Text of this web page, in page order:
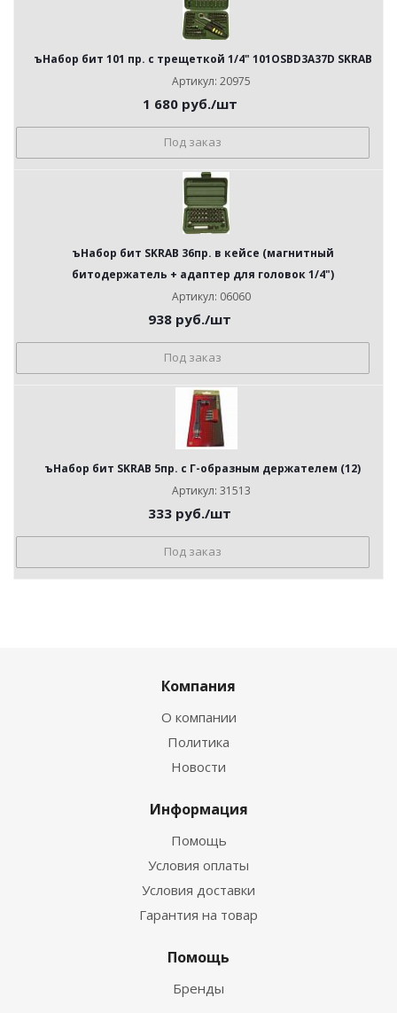
ъНабор бит 101 пр. с трещеткой 1/4" 101OSBD3A37D SKRAB
Артикул: 20975
1 680руб./шт
Под заказ
ъНабор бит SKRAB 36пр. в кейсе (магнитный
битодержатель + адаптер для головок 1/4")
Артикул: 06060
938 руб./шт
Под заказ
ъНабор бит SKRAB 5пр. с Г-образным держателем (12)
Артикул: 31513
333 руб./шт
Под заказ
Компания
О компании
Политика
Новости
Информация
Помощь
Условия оплаты
Условия доставки
Гарантия на товар
Помощь
Бренды